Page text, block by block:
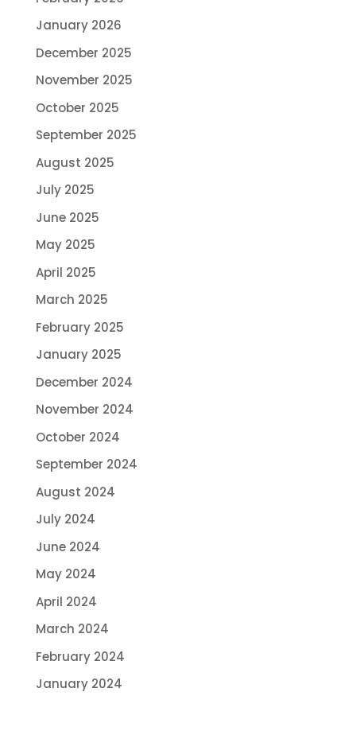
January 2026
December 2025
November 2025
October 2025
September 2025
August 2025
July 2025
June 2025
May 2025
April 2025
March 2025
February 2025
January 2025
December 2024
November 2024
October 2024
September 2024
August 2024
July 2024
June 2024
May 2024
April 2024
March 2024
February 2024
January 2024